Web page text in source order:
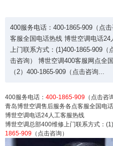
400服务电话：400-1865-909（点
客服全国电话热线 博世空调电话
上门联系方式：(1)400-1865-909（
击咨询） 博世空调400客服网点全
（2）400-1865-909（点击咨询...
400服务电话： 400-1865-909 （点击咨
青岛博世空调售后服务各点客服全国电
博世空调电话24人工客服热线
博世空调总部400维修上门联系方式：(1)
1865-909 （点击咨询）
青岛博世空调全国
400服务电话：400-
世空调售后服务各点客